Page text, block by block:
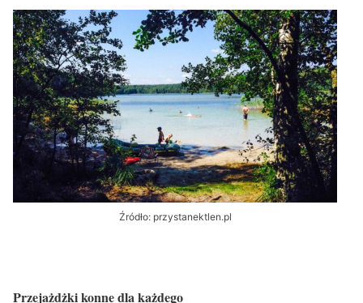
Źródło: przystanektlen.pl
Przejażdżki konne dla każdego